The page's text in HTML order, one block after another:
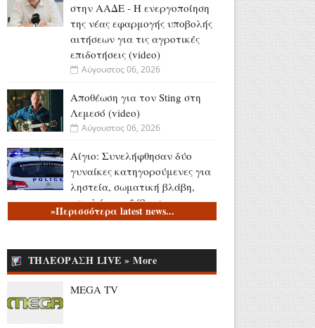
στην ΑΑΔΕ - Η ενεργοποίηση
της νέας εφαρμογής υποβολής
αιτήσεων για τις αγροτικές
επιδοτήσεις (video)
Αύγουστος 06, 2026
Αποθέωση για τον Sting στη
Λεμεσό (video)
Αύγουστος 06, 2026
Αίγιο: Συνελήφθησαν δύο
γυναίκες κατηγορούμενες για
ληστεία, σωματική βλάβη,
απειλή και εξύβριση
Αύγουστος 06, 2026
Λάκη Χαλκιά (videos)
Αύγουστος 06, 2026
»Περισσότερα latest news...
ΤΗΛΕΟΡΑΣΗ LIVE » More
MEGA TV